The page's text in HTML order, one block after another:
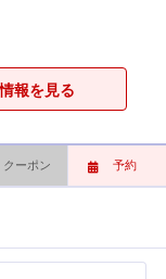
報を見る
クーポン 予約